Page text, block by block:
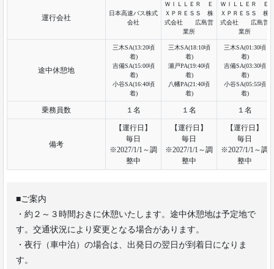
運行会社
日本高速バス株式
会社
ＷＩＬＬＥＲ Ｅ
ＸＰＲＥＳＳ 株
式会社 広島営
業所
ＷＩＬＬＥＲ Ｅ
ＸＰＲＥＳＳ 株
式会社 広島営
業所
途中休憩地
三木SA(13:20頃
着)
吉備SA(15:00頃
着)
小谷SA(16:40頃
着)
三木SA(18:10頃
着)
瀬戸PA(19:40頃
着)
八幡PA(21:40頃
着)
三木SA(01:30頃
着)
吉備SA(03:30頃
着)
小谷SA(05:55頃
着)
乗務員数 １名 １名 １名
備考
【運行日】
毎日
※2027/1/1～調
整中
【運行日】
毎日
※2027/1/1～調
整中
【運行日】
毎日
※2027/1/1～調
整中
■ご案内
・約２～３時間おきに休憩いたします。途中休憩地は予定地で
す。交通状況により変更となる場合があります。
・夜行（車中泊）の場合は、出発日の翌日が到着日になりま
す。